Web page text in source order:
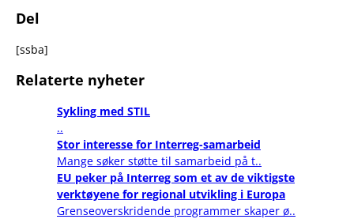
Del
[ssba]
Relaterte nyheter
Sykling med STIL
..
Stor interesse for Interreg-samarbeid
Mange søker støtte til samarbeid på t..
EU peker på Interreg som et av de viktigste
verktøyene for regional utvikling i Europa
Grenseoverskridende programmer skaper ø..